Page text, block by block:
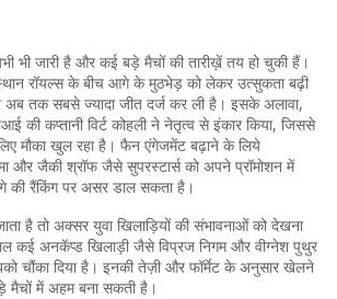
भी जारी है और कई बड़े मैचों की तारीख़ें तय हो चुकी हैं।
रॉयल्स के बीच आगे के मुठभेड़ को लेकर उत्सुकता बढ़ी
ने अब तक सबसे ज्यादा जीत दर्ज कर ली है। इसके अलावा,
की कप्तानी विर्ट कोहली ने नेतृत्व से इंकार किया, जिससे
मौका खुल रहा है। फैन एंगेजमेंट बढ़ाने के लिये
और जैकी श्रॉफ जैसे सुपरस्टार्स को अपने प्रॉमोशन में
की रैंकिंग पर असर डाल सकता है।
है तो अक्सर युवा खिलाड़ियों की संभावनाओं को देखना
कई अनकॅप्ड खिलाड़ी जैसे विप्रज निगम और वीग्नेश पुथुर
चौंका दिया है। इनकी तेज़ी और फॉर्मेट के अनुसार खेलने
मैचों में अहम बना सकती है।